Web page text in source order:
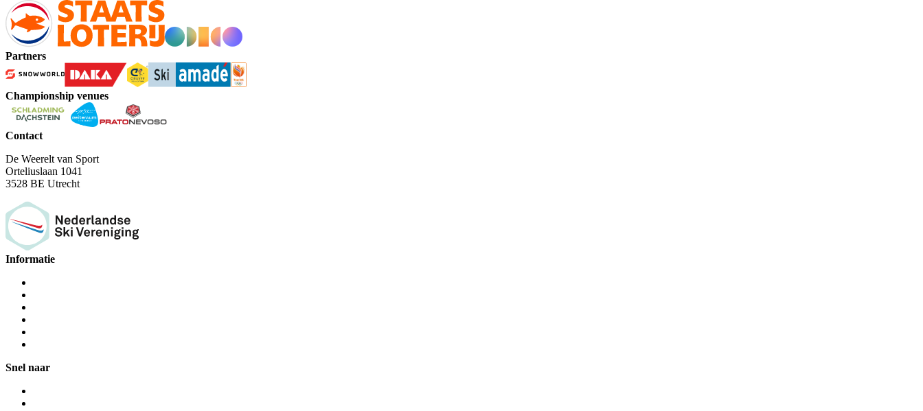
Partners
Championship venues
Contact
De Weerelt van Sport
Orteliuslaan 1041
3528 BE Utrecht
Informatie
Snel naar